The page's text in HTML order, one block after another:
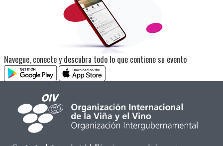
Navegue, conecte y descubra todo lo que contiene su evento